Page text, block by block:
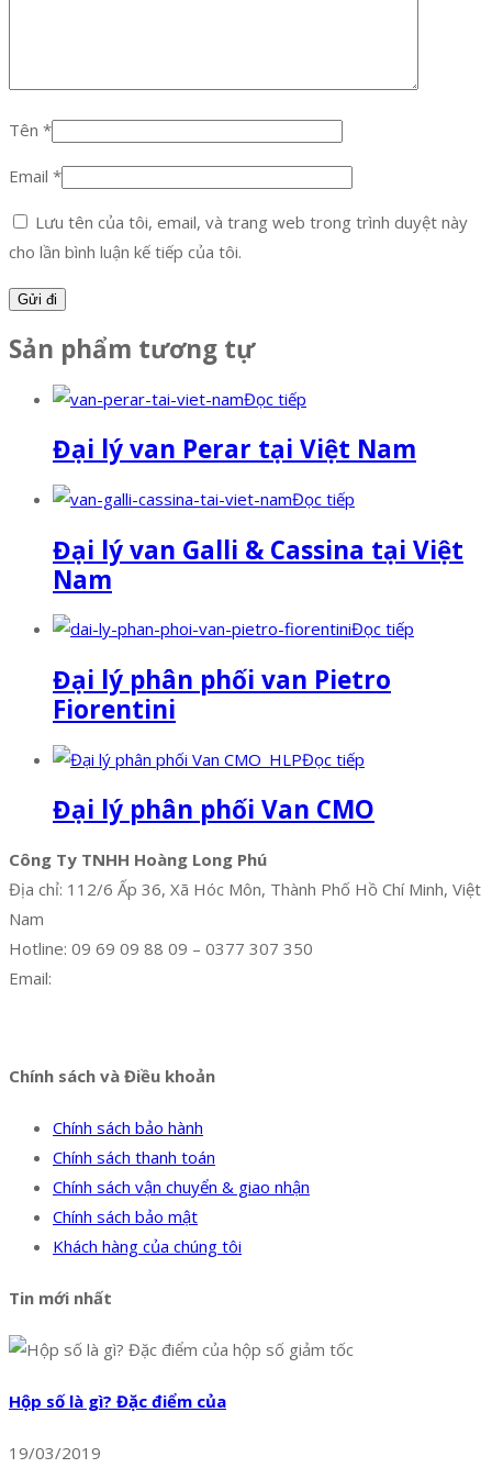
Tên *
Email *
Lưu tên của tôi, email, và trang web trong trình duyệt này
cho lần bình luận kế tiếp của tôi.
Sản phẩm tương tự
Đọc tiếp
Đại lý van Perar tại Việt Nam
Đọc tiếp
Đại lý van Galli & Cassina tại Việt
Nam
Đọc tiếp
Đại lý phân phối van Pietro
Fiorentini
Đọc tiếp
Đại lý phân phối Van CMO
Công Ty TNHH Hoàng Long Phú
Địa chỉ: 112/6 Ấp 36, Xã Hóc Môn, Thành Phố Hồ Chí Minh, Việt
Nam
Hotline: 09 69 09 88 09 – 0377 307 350
Email:
Chính sách và Điều khoản
Chính sách bảo hành
Chính sách thanh toán
Chính sách vận chuyển & giao nhận
Chính sách bảo mật
Khách hàng của chúng tôi
Tin mới nhất
Hộp số là gì? Đặc điểm của
19/03/2019